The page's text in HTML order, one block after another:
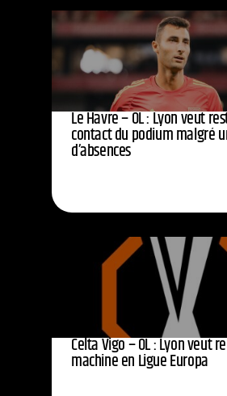
Le Havre – OL : Lyon veut
contact du podium malgré
d’absences
Celta Vigo – OL : Lyon veut
machine en Ligue Europa